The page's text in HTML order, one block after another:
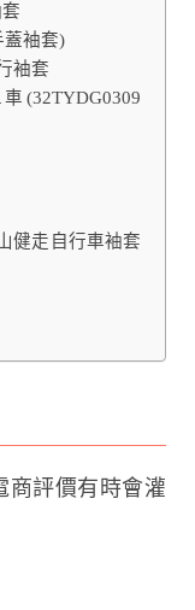
蓋袖套)
袖套
(32TYDG0309
健走自行車袖套
商評價有時會灌